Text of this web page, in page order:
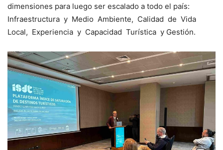
dimensiones para luego ser escalado a todo el país:
Infraestructura y Medio Ambiente, Calidad de Vida
Local, Experiencia y Capacidad Turística y Gestión.